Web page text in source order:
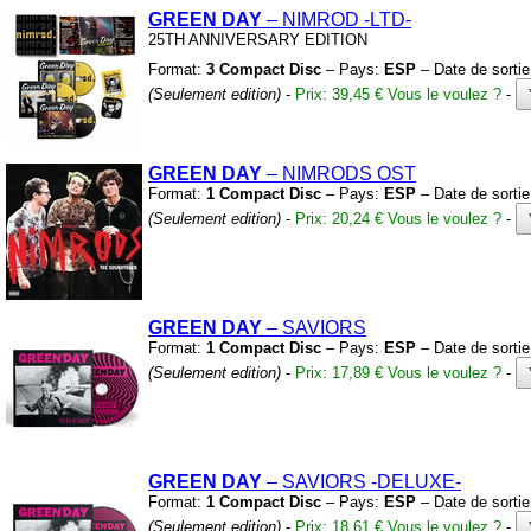
GREEN DAY – NIMROD -LTD-
25TH ANNIVERSARY EDITION
Format: 3 Compact Disc – Pays: ESP – Date de
(Seulement edition) - Prix: 39,45 € Vous le voulez ? -
GREEN DAY – NIMRODS OST
Format: 1 Compact Disc – Pays: ESP – Date de
(Seulement edition) - Prix: 20,24 € Vous le voulez ? -
GREEN DAY – SAVIORS
Format: 1 Compact Disc – Pays: ESP – Date de
(Seulement edition) - Prix: 17,89 € Vous le voulez ? -
GREEN DAY – SAVIORS -DELUXE-
Format: 1 Compact Disc – Pays: ESP – Date de
(Seulement edition) - Prix: 18,61 € Vous le voulez ? -